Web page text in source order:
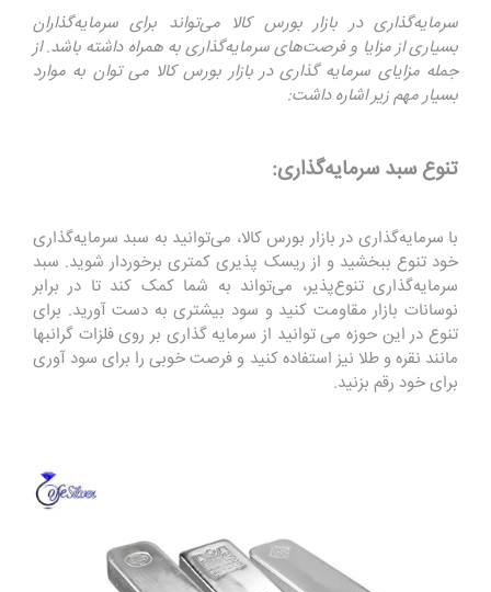
سرمایه‌گذاری در بازار بورس کالا می‌تواند برای سرمایه‌گذاران
بسیاری از مزایا و فرصت‌های سرمایه‌گذاری به همراه داشته باشد. از
جمله مزایای سرمایه گذاری در بازار بورس کالا می توان به موارد
بسیار مهم زیر اشاره داشت:
تنوع سبد سرمایه‌گذاری:
با سرمایه‌گذاری در بازار بورس کالا، می‌توانید به سبد سرمایه‌گذاری
خود تنوع ببخشید و از ریسک پذیری کمتری برخوردار شوید. سبد
سرمایه‌گذاری تنوع‌پذیر، می‌تواند به شما کمک کند تا در برابر
نوسانات بازار مقاومت کنید و سود بیشتری به دست آورید. برای
تنوع در این حوزه می توانید از سرمایه گذاری بر روی فلزات گرانبها
مانند نقره و طلا نیز استفاده کنید و فرصت خوبی را برای سود آوری
برای خود رقم بزنید.